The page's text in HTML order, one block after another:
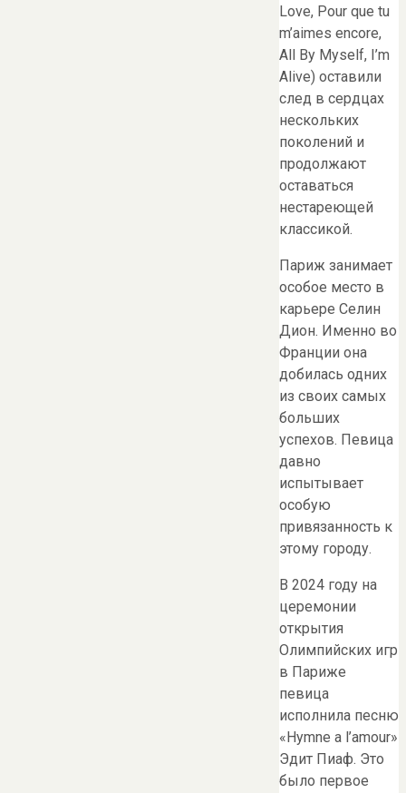
Love, Pour que tu
m’aimes encore,
All By Myself, I’m
Alive) оставили
след в сердцах
нескольких
поколений и
продолжают
оставаться
нестареющей
классикой.
Париж занимает
особое место в
карьере Селин
Дион. Именно во
Франции она
добилась одних
из своих самых
больших
успехов. Певица
давно
испытывает
особую
привязанность к
этому городу.
В 2024 году на
церемонии
открытия
Олимпийских игр
в Париже
певица
исполнила песню
«Hymne a l’amour»
Эдит Пиаф. Это
было первое